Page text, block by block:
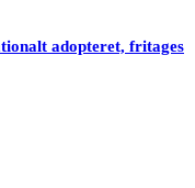
adopteret, fritages